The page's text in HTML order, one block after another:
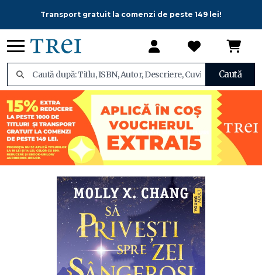
Transport gratuit la comenzi de peste 149 lei!
Caută